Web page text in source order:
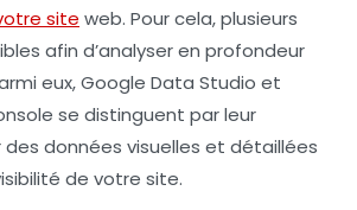
site web. Pour cela, plusieurs
afin d’analyser en profondeur
eux,Google Data Studio et
se distinguent par leur
données visuelles et détaillées
de votre site.